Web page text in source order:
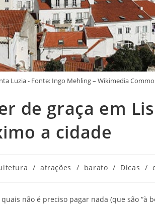
Luzia - Fonte: Ingo Mehling – Wikimedia
de graça em
a cidade
/ atrações / barato / Dicas /
não é preciso pagar nada (que são “à